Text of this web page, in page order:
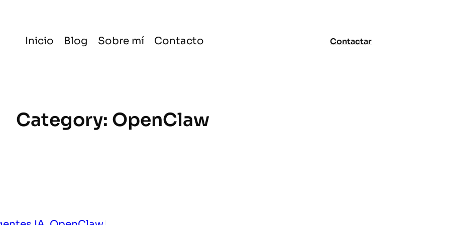
Inicio Blog Sobre mí Contacto Contactar
Category: OpenClaw